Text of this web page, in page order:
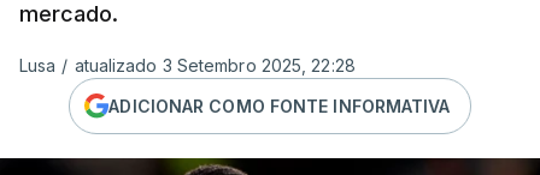
mercado.
Lusa / atualizado 3 Setembro 2025, 22:28
ADICIONAR COMO FONTE INFORMATIVA